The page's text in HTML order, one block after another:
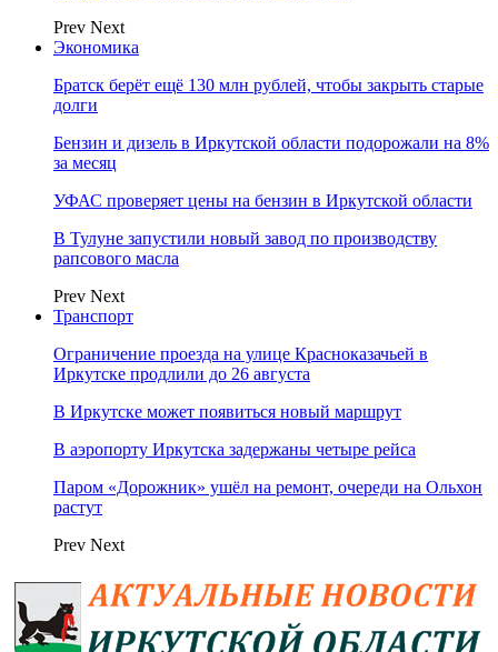
Prev Next
Экономика
Братск берёт ещё 130 млн рублей, чтобы закрыть старые
долги
Бензин и дизель в Иркутской области подорожали на 8%
за месяц
УФАС проверяет цены на бензин в Иркутской области
В Тулуне запустили новый завод по производству
рапсового масла
Prev Next
Транспорт
Ограничение проезда на улице Красноказачьей в
Иркутске продлили до 26 августа
В Иркутске может появиться новый маршрут
В аэропорту Иркутска задержаны четыре рейса
Паром «Дорожник» ушёл на ремонт, очереди на Ольхон
растут
Prev Next